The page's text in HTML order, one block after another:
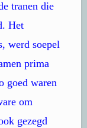
tranen die
Het
werd soepel
prima
goed waren
om
gezegd